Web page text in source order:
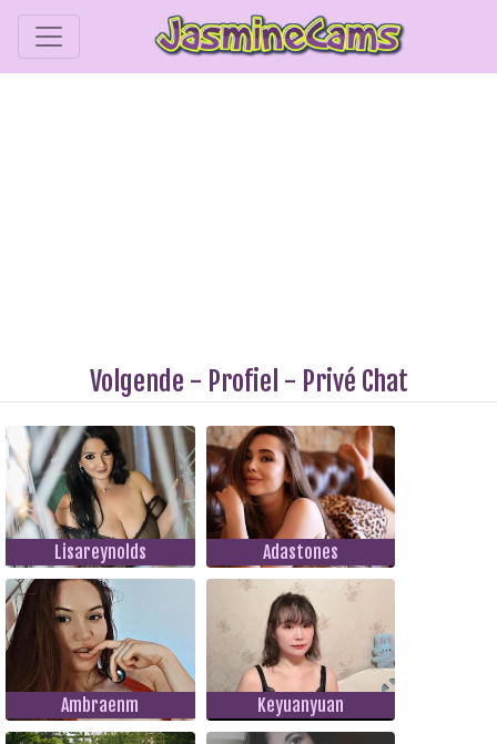
Volgende - Profiel - Privé Chat
Lisareynolds Adastones
Ambraenm Keyuanyuan